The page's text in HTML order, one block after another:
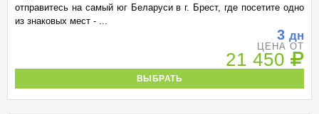
отправитесь на самый юг Беларуси в г. Брест, где посетите одно
из знаковых мест - ...
3 дн
ЦЕНА ОТ
21 450
ВЫБРАТЬ